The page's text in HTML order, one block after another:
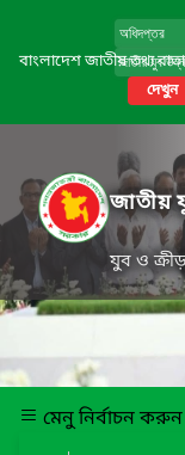
বাংলাদেশ জাতীয় তথ্য
দেখুন
জাতীয়
যুব ও
মেনু নির্বাচন করুন